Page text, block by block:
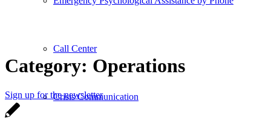
Call Center
Crisis Communication
Category: Operations
Sign up for the newsletter